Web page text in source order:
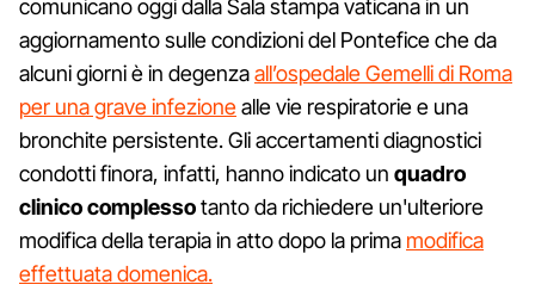
comunicano oggi dalla Sala stampa vaticana in un
aggiornamento sulle condizioni del Pontefice che da
alcuni giorni è in degenzaall’ospedale Gemelli di Roma
per una grave infezionealle vie respiratorie e una
bronchite persistente. Gli accertamenti diagnostici
condotti finora, infatti, hanno indicato un quadro
clinico complessotanto da richiedere un'ulteriore
modifica della terapia in atto dopo la prima modifica
effettuata domenica.